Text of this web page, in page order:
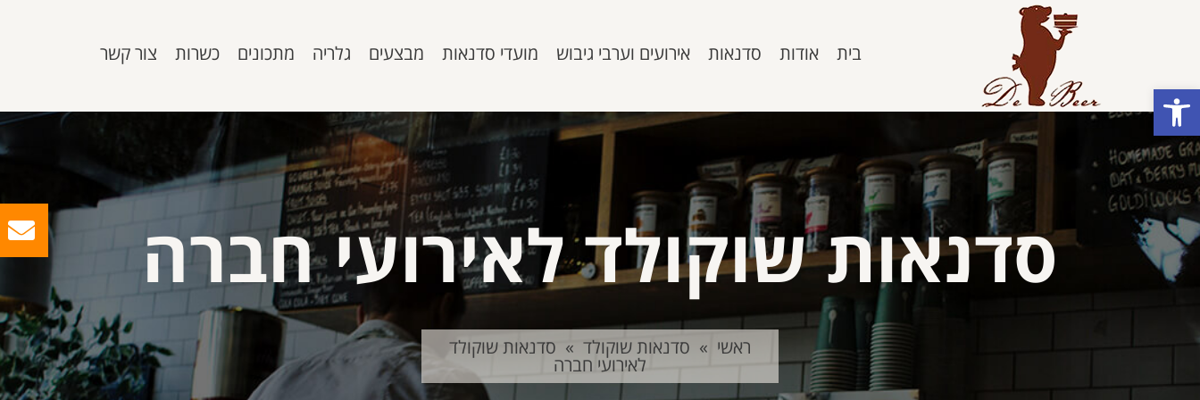
פתח סרגל נגישות
בית אודות סדנאות אירועים וערבי גיבוש מועדי סדנאות מבצעים גלריה מתכונים כשרות צור קשר
סדנאות שוקולד לאירועי חברה
ראשי » סדנאות שוקולד » סדנאות שוקולד
לאירועי חברה